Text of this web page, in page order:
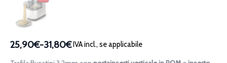
25,90€-31,80€
Fascia
di
IVA incl., se applicabile